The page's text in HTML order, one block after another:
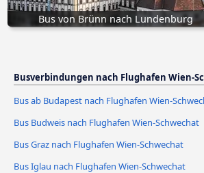
Bus von Brünn nach Lundenburg
Busverbindungen nach Flughafen Wien-
Bus ab Budapest nach Flughafen Wien-
Bus Budweis nach Flughafen Wien-Schwechat
Bus Graz nach Flughafen Wien-Schwechat
Bus Iglau nach Flughafen Wien-Schwechat